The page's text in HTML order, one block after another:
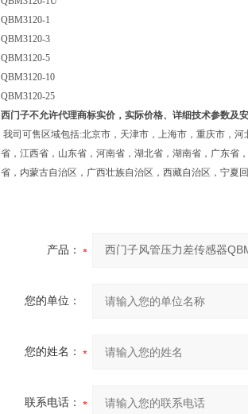
QBM3120-1
QBM3120-3
QBM3120-5
QBM3120-10
QBM3120-25
西门子不允许代理商标实价，实际价格、详细技术参数及
我司可售区域包括:北京市，天津市，上海市，重庆市，
省，江西省，山东省，河南省，湖北省，湖南省，广东省
省，内蒙古自治区，广西壮族自治区，西藏自治区，宁夏
产品：
您的单位：
您的姓名：
联系电话：